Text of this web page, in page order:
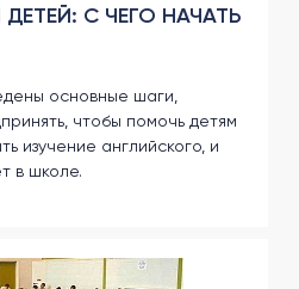
С ЧЕГО НАЧАТЬ
основные шаги,
чтобы помочь детям
изучение английского, и
в школе.